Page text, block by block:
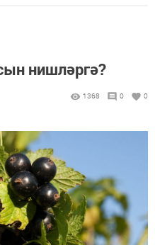
нишләргә?
1368 0 0